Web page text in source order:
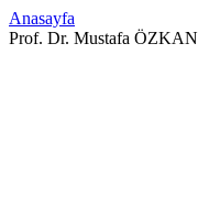
Anasayfa
Prof. Dr. Mustafa ÖZKAN